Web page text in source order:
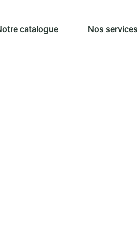
catalogue Nos services